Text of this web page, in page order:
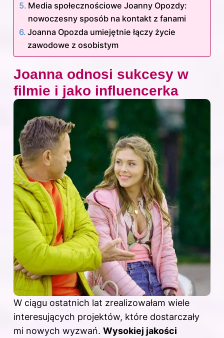
Media społecznościowe Joanny Opozdy:
nowoczesny sposób na kontakt z fanami
Joanna Opozda umiejętnie łączy życie
zawodowe z osobistym
Joanna odnosi sukcesy w
filmie i jako influencerka
W ciągu ostatnich lat zrealizowałam wiele
interesujących projektów, które dostarczały
mi nowych wyzwań. Wysokiej jakości